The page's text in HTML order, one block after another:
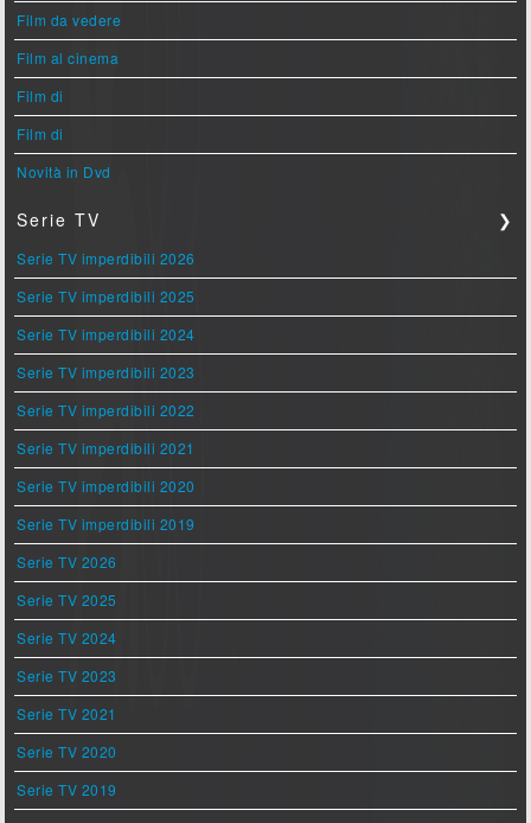
Film da vedere
Film al cinema
Film di
Film di
Novità in Dvd
Serie TV ❯
Serie TV imperdibili 2026
Serie TV imperdibili 2025
Serie TV imperdibili 2024
Serie TV imperdibili 2023
Serie TV imperdibili 2022
Serie TV imperdibili 2021
Serie TV imperdibili 2020
Serie TV imperdibili 2019
Serie TV 2026
Serie TV 2025
Serie TV 2024
Serie TV 2023
Serie TV 2021
Serie TV 2020
Serie TV 2019